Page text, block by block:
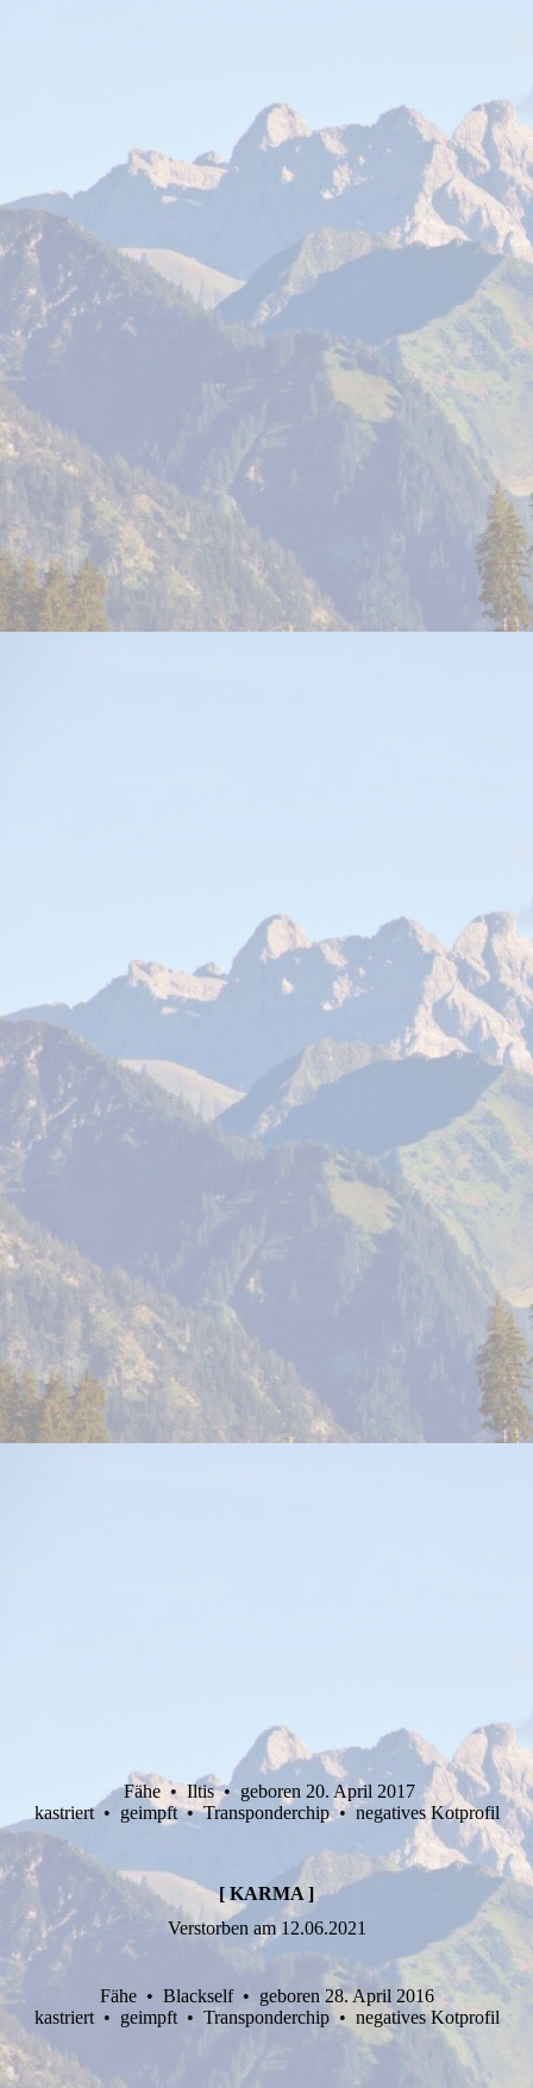
Fähe • Iltis • geboren 20. April 2017
kastriert • geimpft • Transponderchip • negatives Kotprofil
[ KARMA ]
Verstorben am 12.06.2021
Fähe • Blackself • geboren 28. April 2016
kastriert • geimpft • Transponderchip • negatives Kotprofil